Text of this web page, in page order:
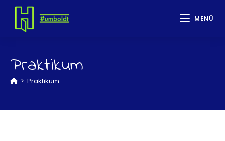
MENÜ
Praktikum
> Praktikum